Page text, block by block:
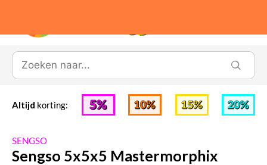
Altijd korting:
SENGSO
Sengso 5x5x5 Mastermorphix